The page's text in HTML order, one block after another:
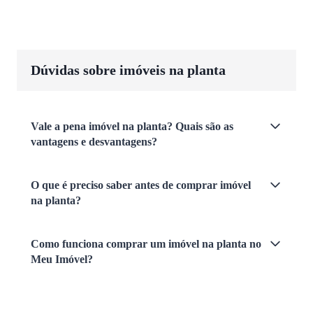
Dúvidas sobre imóveis na planta
Vale a pena imóvel na planta? Quais são as
vantagens e desvantagens?
O que é preciso saber antes de comprar imóvel
na planta?
Como funciona comprar um imóvel na planta no
Meu Imóvel?